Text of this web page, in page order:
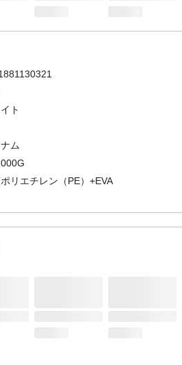
ト
ム
リエチレン（PE）+EVA